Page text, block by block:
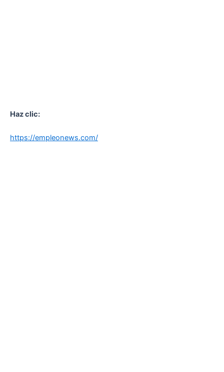
Haz clic:
https://empleonews.com/